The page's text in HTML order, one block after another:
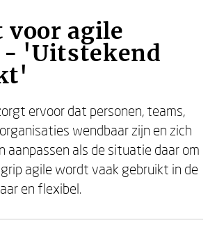
agile
- 'Uitstekend
ervoor dat personen, teams,
wendbaar zijn en zich
aanpassen als de situatie daar om
agile wordt vaak gebruikt in de
en flexibel.